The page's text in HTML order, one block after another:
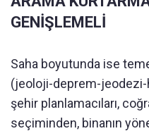
GENİŞLEMELİ
Saha boyutunda ise
(jeoloji-deprem-
şehir planlamacıları,
seçiminden, binanın